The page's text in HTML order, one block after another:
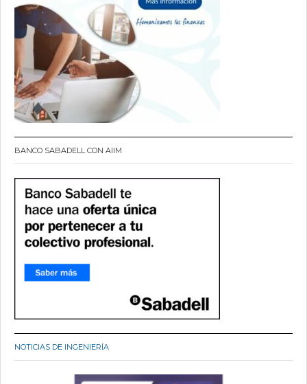
BANCO SABADELL CON AIIM
NOTICIAS DE INGENIERÍA